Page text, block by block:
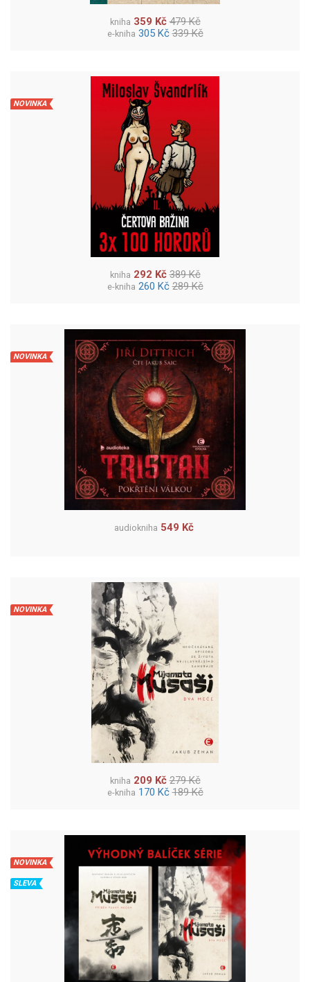
kniha 359 Kč 479 Kč
e-kniha 305 Kč 339 Kč
NOVINKA
kniha 292 Kč 389 Kč
e-kniha 260 Kč 289 Kč
NOVINKA
audiokniha 549 Kč
NOVINKA
kniha 209 Kč 279 Kč
e-kniha 170 Kč 189 Kč
NOVINKA
SLEVA